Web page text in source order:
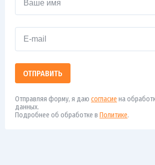
ОТПРАВИТЬ
Отправляя форму, я даю согласие на
данных.
Подробнее об обработке в Политике.